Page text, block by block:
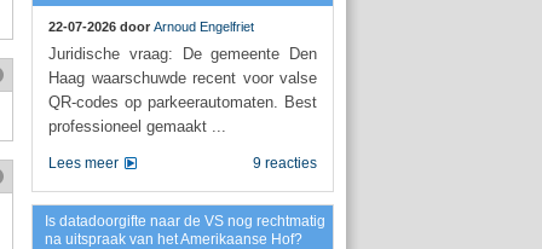
22-07-2026 door Arnoud Engelfriet
Juridische vraag: De gemeente Den
Haag waarschuwde recent voor valse
QR-codes op parkeerautomaten. Best
professioneel gemaakt ...
9 reacties
Lees meer
Is datadoorgifte naar de VS nog rechtmatig
na uitspraak van het Amerikaanse Hof?